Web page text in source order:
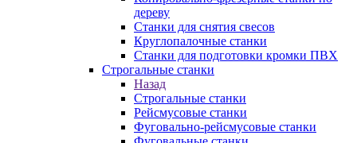
дереву
Станки для снятия свесов
Круглопалочные станки
Станки для подготовки кромки ПВХ
Строгальные станки
Назад
Строгальные станки
Рейсмусовые станки
Фуговально-рейсмусовые станки